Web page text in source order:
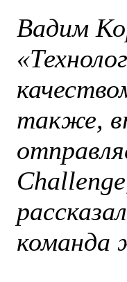
Вадим
также,
команда